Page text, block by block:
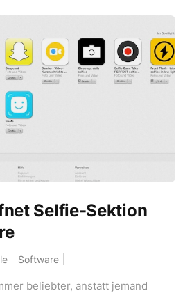
Selfie-Sektion
Software
beliebter, anstatt jemand